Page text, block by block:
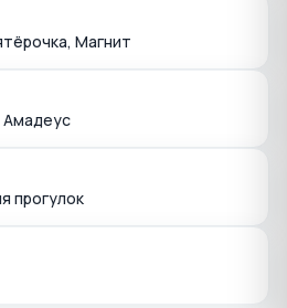
Магнит
Амадеус
прогулок